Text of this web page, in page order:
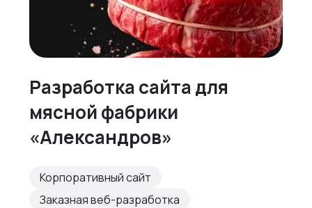
Разработка сайта для
мясной фабрики
«Александров»
Корпоративный сайт
Заказная веб-разработка